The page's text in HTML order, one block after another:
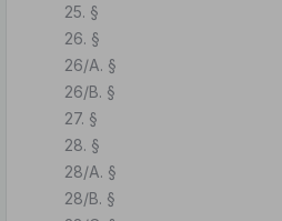
25. §
26. §
26/A. §
26/B. §
27. §
28. §
28/A. §
28/B. §